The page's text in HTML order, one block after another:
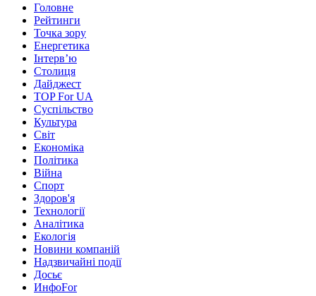
Головне
Рейтинги
Точка зору
Енергетика
Інтерв’ю
Столиця
Дайджест
TOP For UA
Суспiльство
Культура
Світ
Економіка
Політика
Війна
Спорт
Здоров'я
Технології
Аналітика
Екологія
Новини компаній
Надзвичайні події
Досьє
ИнфоFor